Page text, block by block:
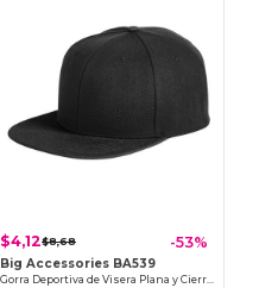
$4,12$8,68 -53%
Big Accessories BA539
Gorra Deportiva de Visera Plana y Cierre Snapback